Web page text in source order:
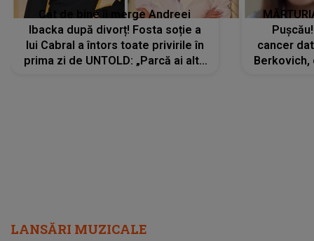
Cât de bine îi merge Andreei
Ibacka după divorț! Fosta soție a
lui Cabral a întors toate privirile în
prima zi de UNTOLD: „Parcă ai altă
cancer
Berkovich,
LANSĂRI MUZICALE